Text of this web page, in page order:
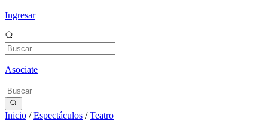
Ingresar
Asociate
Inicio /Espectáculos /Teatro